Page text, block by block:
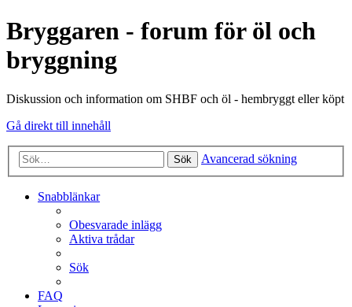
Bryggaren - forum för öl och
bryggning
Diskussion och information om SHBF och öl - hembryggt eller köpt
Gå direkt till innehåll
Sök Avancerad sökning
Snabblänkar
Obesvarade inlägg
Aktiva trådar
Sök
FAQ